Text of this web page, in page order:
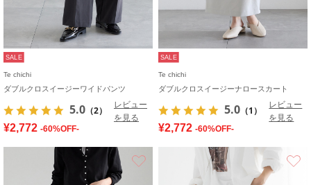
SALE
Te chichi
ダブルクロスイージーワイドパンツ
5.0 （2）
レビュー
を見る
¥2,772 -60%OFF-
SALE
Te chichi
ダブルクロスイージーナロースカート
5.0 （1）
レビュー
を見る
¥2,772 -60%OFF-